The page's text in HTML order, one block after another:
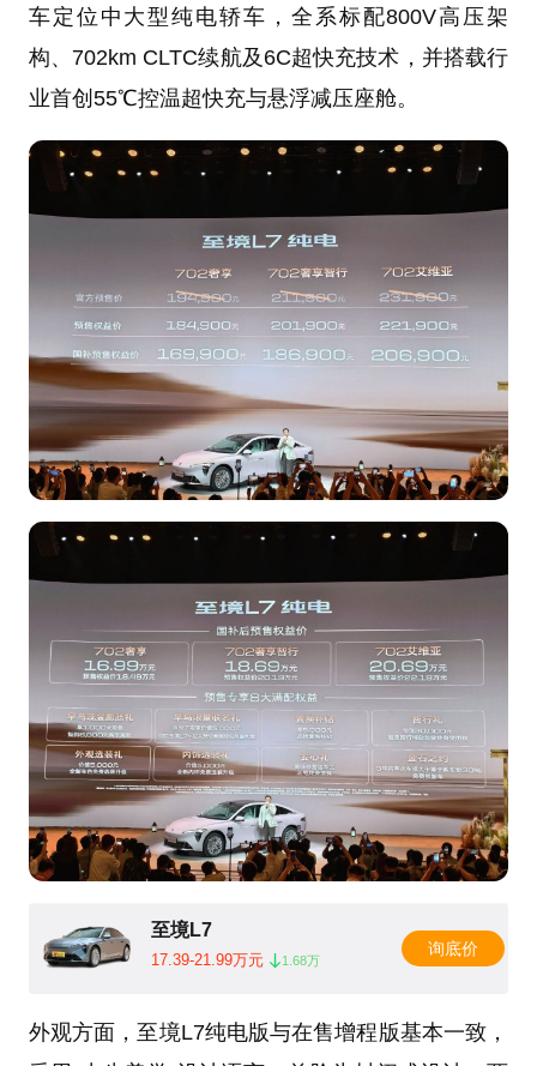
车定位中大型纯电轿车，全系标配800V高压架
构、702km CLTC续航及6C超快充技术，并搭载行
业首创55℃控温超快充与悬浮减压座舱。
至境L7
17.39-21.99万元 1.68万
询底价
外观方面，至境L7纯电版与在售增程版基本一致，